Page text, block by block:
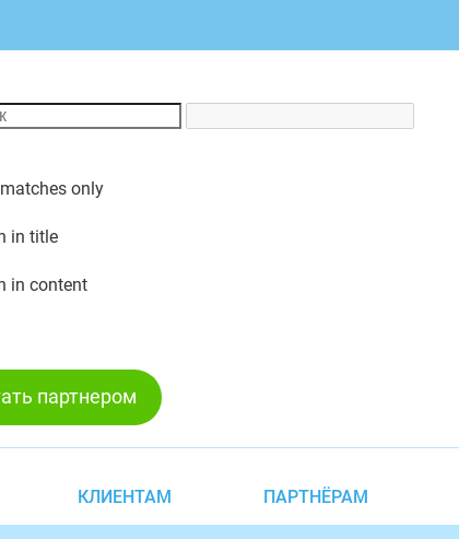
only
in title
in content
партнером
КЛИЕНТАМ ПАРТНЁРАМ